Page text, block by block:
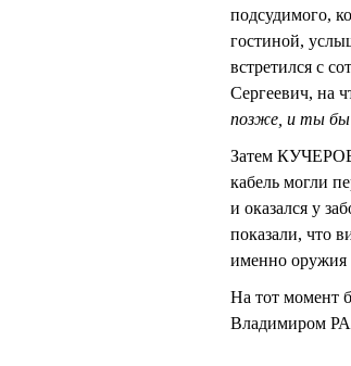
подсудимого,
гостиной,
встретился с
Сергеевич, на
позже, и ты бы
Затем
кабель могли
и оказался у
показали, что
именно
На тот момент
Владимиром